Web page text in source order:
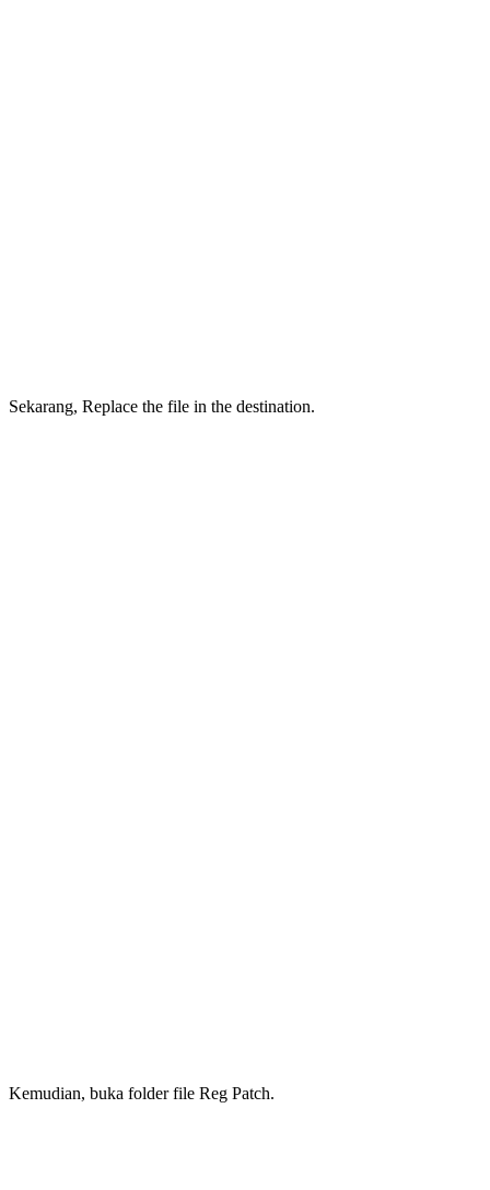
Sekarang, Replace the file in the destination.
Kemudian, buka folder file Reg Patch.